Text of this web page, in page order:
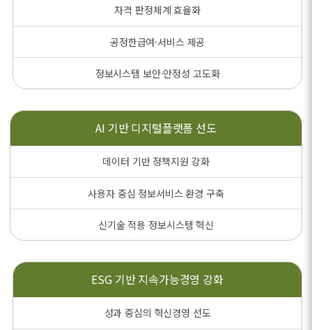
자격 판정체계 효율화
공정한급여·서비스 제공
정보시스템 보안·안정성 고도화
AI 기반디지털플랫폼 선도
데이터 기반 정책지원 강화
사용자 중심 정보서비스 환경 구축
신기술 적용 정보시스템 혁신
ESG 기반지속가능경영 강화
성과 중심의 혁신경영 선도